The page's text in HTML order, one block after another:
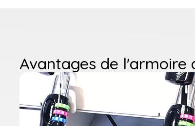
Avantages de l'armoire